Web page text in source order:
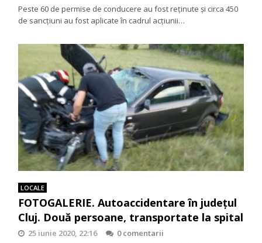
Peste 60 de permise de conducere au fost reținute și circa 450
de sancțiuni au fost aplicate în cadrul acțiunii…
LOCALE
FOTOGALERIE. Autoaccidentare în județul
Cluj. Două persoane, transportate la spital
25 iunie 2020, 22:16
0 comentarii